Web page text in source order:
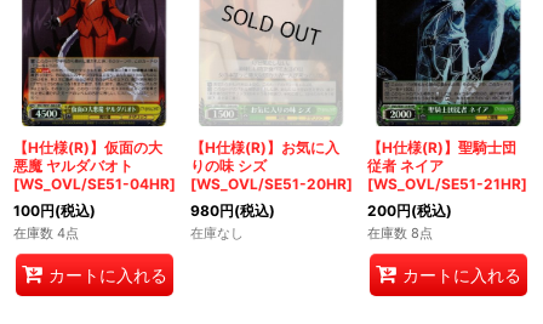
【H仕様(R)】仮面の大
悪魔 ヤルダバオト
[WS_OVL/SE51-04HR]
100円(税込)
在庫数 4点
カートに入れる
【H仕様(R)】お気に入
りの味 シズ
[WS_OVL/SE51-20HR]
980円(税込)
在庫なし
【H仕様(R)】聖騎士団
従者 ネイア
[WS_OVL/SE51-21HR]
200円(税込)
在庫数 8点
カートに入れる